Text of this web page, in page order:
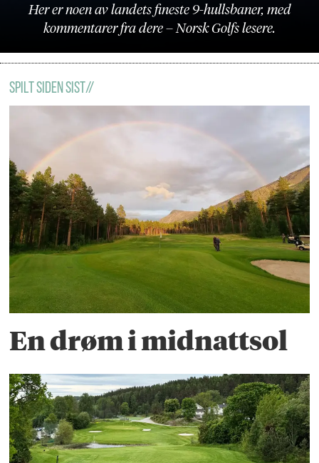
Her er noen av landets fineste 9-hullsbaner, med
kommentarer fra dere – Norsk Golfs lesere.
Spilt Siden Sist//
En drøm i midnattsol